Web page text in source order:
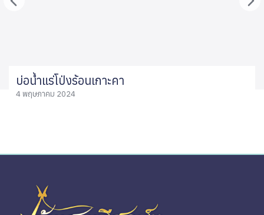
บ่อน้ำแร่โป่งร้อนเกาะคา
4 พฤษภาคม 2024